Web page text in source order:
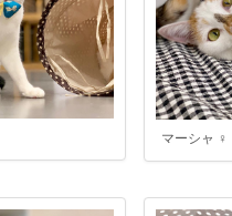
マーシャ ♀